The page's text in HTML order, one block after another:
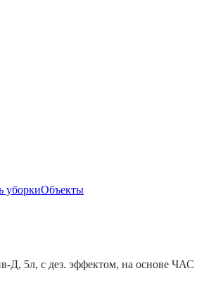
уборкиОбъекты
Д, 5л, с дез. эффектом, на основе ЧАС